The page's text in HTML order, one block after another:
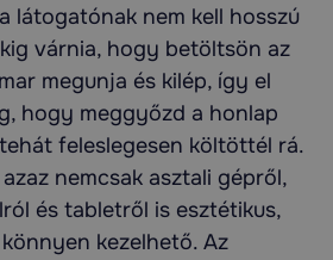
látogatónak nem kell hosszú
várnia, hogy betöltsön az
megunja és kilép, így el
hogy meggyőzd a honlap
feleslegesen költöttél rá.
azaz nemcsak asztali gépről,
és tabletről is esztétikus,
kezelhető. Az